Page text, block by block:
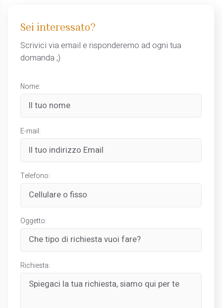
Sei interessato?
Scrivici via email e risponderemo ad ogni tua
domanda ;)
Nome:
E-mail:
Telefono:
Oggetto:
Richiesta: